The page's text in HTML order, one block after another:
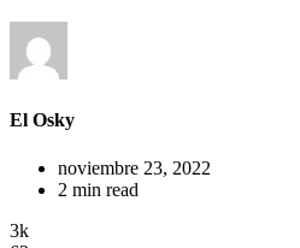
El Osky
noviembre 23, 2022
2 min read
3k